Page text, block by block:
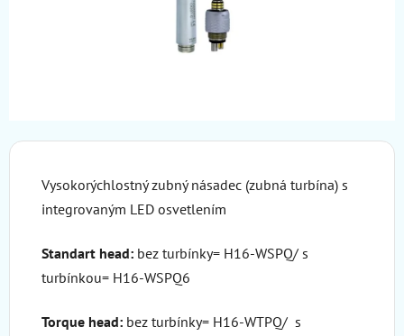
Vysokorýchlostný zubný násadec (zubná turbína) s
integrovaným LED osvetlením
Standart head: bez turbínky= H16-WSPQ/ s
turbínkou= H16-WSPQ6
Torque head: bez turbínky= H16-WTPQ/ s